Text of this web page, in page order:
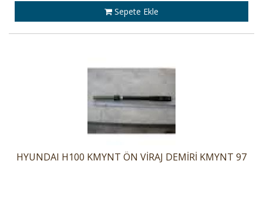
Sepete Ekle
HYUNDAI H100 KMYNT ÖN VİRAJ DEMİRİ KMYNT 97